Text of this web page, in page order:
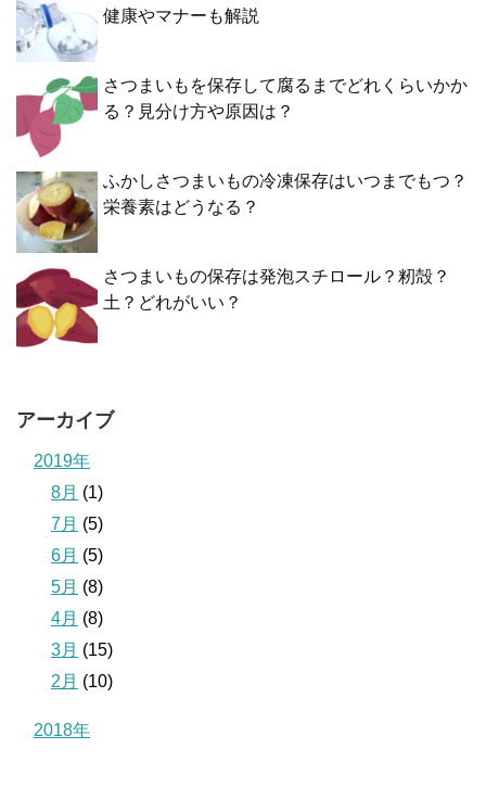
健康やマナーも解説
さつまいもを保存して腐るまでどれくらいかか
る？見分け方や原因は？
ふかしさつまいもの冷凍保存はいつまでもつ？
栄養素はどうなる？
さつまいもの保存は発泡スチロール？籾殻？
土？どれがいい？
アーカイブ
2019年
8月 (1)
7月 (5)
6月 (5)
5月 (8)
4月 (8)
3月 (15)
2月 (10)
2018年